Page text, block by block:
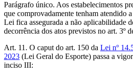
Parágrafo único. Aos estabelecimentos
que comprovadamente tenham atendido
Lei fica assegurada a não aplicabilidade
decorrência dos atos previstos no art. 3º
Art. 11. O caput do art. 150 da Lei nº
2023 (Lei Geral do Esporte) passa a
inciso III: